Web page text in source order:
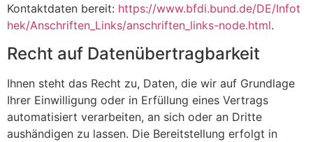
Kontaktdaten bereit: https://www.bfdi.bund.de/DE/Infot
hek/Anschriften_Links/anschriften_links-node.html.
Recht auf Datenübertragbarkeit
Ihnen steht das Recht zu, Daten, die wir auf Grundlage
Ihrer Einwilligung oder in Erfüllung eines Vertrags
automatisiert verarbeiten, an sich oder an Dritte
aushändigen zu lassen. Die Bereitstellung erfolgt in